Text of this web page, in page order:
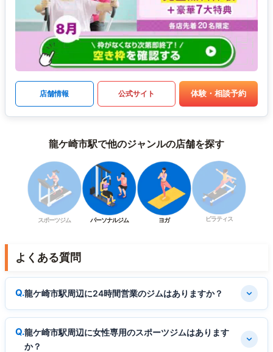
店舗情報 公式サイト 体験・相談予約
龍ケ崎市駅で他のジャンルの店舗を探す
スポーツジム パーソナルジム ヨガ ピラティス
よくある質問
龍ケ崎市駅周辺に24時間営業のジムはありますか？
龍ケ崎市駅周辺に女性専用のスポーツジムはあります
か？